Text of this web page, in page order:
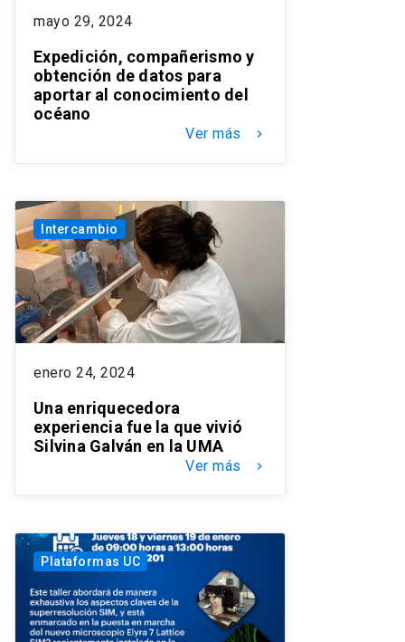
mayo 29, 2024
Expedición, compañerismo y
obtención de datos para
aportar al conocimiento del
océano
Ver más keyboard_arrow_right
Intercambio
enero 24, 2024
Una enriquecedora
experiencia fue la que vivió
Silvina Galván en la UMA
Ver más keyboard_arrow_right
Plataformas UC